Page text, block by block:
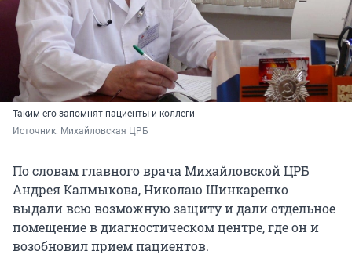
Таким его запомнят пациенты и коллеги
Источник: Михайловская ЦРБ
По словам главного врача Михайловской ЦРБ
Андрея Калмыкова, Николаю Шинкаренко
выдали всю возможную защиту и дали отдельное
помещение в диагностическом центре, где он и
возобновил прием пациентов.